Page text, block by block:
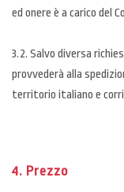
ed onere è a carico del
3.2. Salvo diversa
provvederà alla
territorio italiano e
4. Prezzo